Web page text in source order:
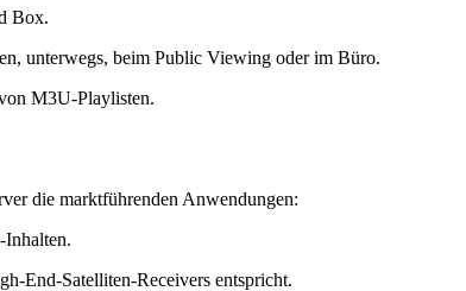
Box.
unterwegs, beim Public Viewing oder im Büro.
M3U-Playlisten.
die marktführenden Anwendungen:
End-Satelliten-Receivers entspricht.